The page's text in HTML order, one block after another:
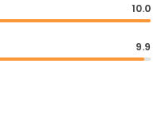
10.0
9.9